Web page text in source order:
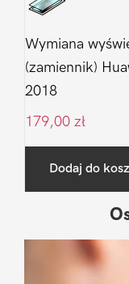
Wymiana
(zamiennik)
2018
179,00 zł
Dodaj do
Sidebar